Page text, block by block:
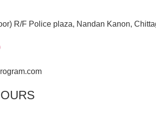
R/F Police plaza, Nandan Kanon,